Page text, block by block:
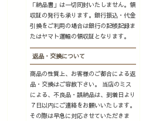
「納品書」は一切同封いたしません。領
収証の発行も承ります。銀行振込・代金
引換をご利用の場合は銀行の記帳記録ま
たはヤマト運輸の領収証となります。
返品・交換について
商品の性質上、お客様のご都合による返
品・交換はご容赦下さい。 当店のミス
による、不良品・誤納品は、到着日より
７日以内にご連絡をお願いいたします。
その際は早急に対応させていただきま